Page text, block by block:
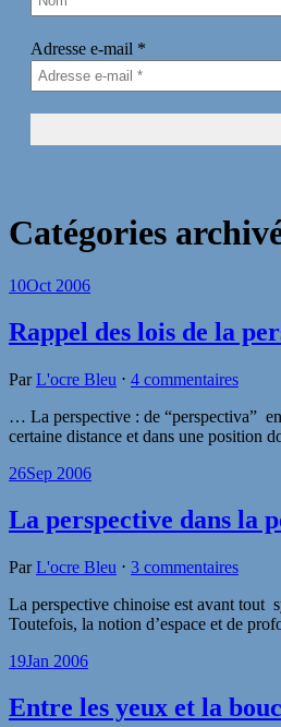
Adresse e-mail *
Catégories
10Oct 2006
Rappel des lois de la
ParL'ocre Bleu ⋅ 4 commentaires
… La perspective : de “perspectiva”
certaine distance et dans une position
26Sep 2006
La perspective dans la
ParL'ocre Bleu ⋅ 3 commentaires
La perspective chinoise est avant tout
Toutefois, la notion d’espace et de
19Jan 2006
Entre les yeux et la